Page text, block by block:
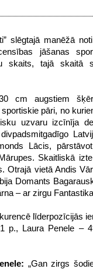
slēgtajā manēžā
jāšanas
skaits, tajā skaitā
cm augstiem
pāri, no
uzvaru izcīnīja
Lācis,
Skaitliskā
Otrajā vietā Andis
Domants
– ar zirgu
līderpozīcijās
p., Laura Penele –
„Gan zirgs